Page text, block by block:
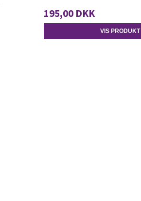
195,00 DKK
VIS PRODUKT